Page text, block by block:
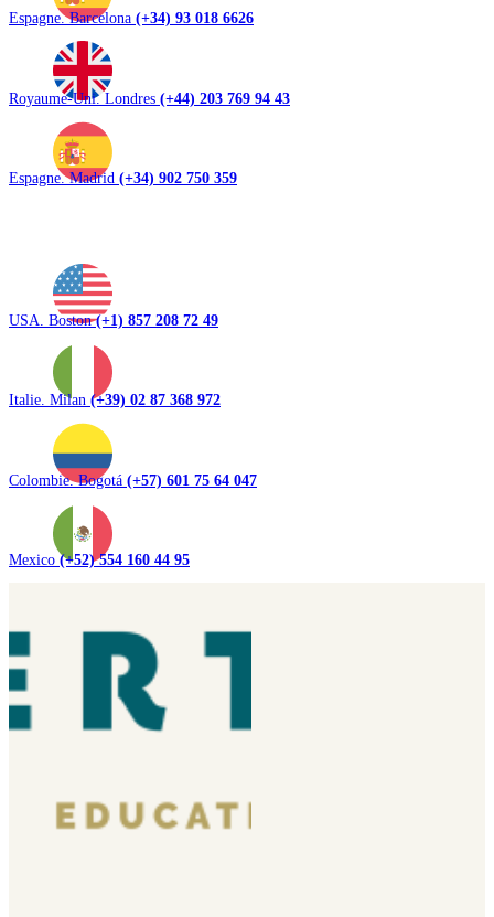
Espagne. Barcelona (+34) 93 018 6626
Royaume-Uni. Londres (+44) 203 769 94 43
Espagne. Madrid (+34) 902 750 359
USA. Boston(+1) 857 208 72 49
Italie. Milan (+39) 02 87 368 972
Colombie. Bogotá (+57) 601 75 64 047
Mexico (+52) 554 160 44 95